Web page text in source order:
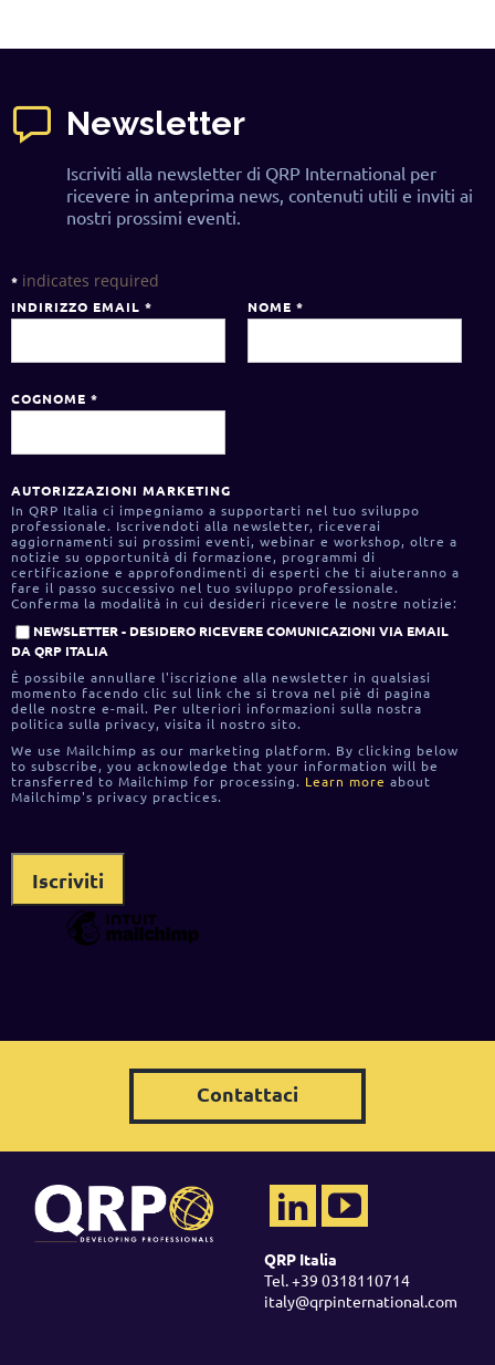
Newsletter
Iscriviti alla newsletter di QRP International per
ricevere in anteprima news, contenuti utili e inviti ai
nostri prossimi eventi.
* indicates required
INDIRIZZO EMAIL * NOME *
COGNOME *
AUTORIZZAZIONI MARKETING
In QRP Italia ci impegniamo a supportarti nel tuo sviluppo
professionale. Iscrivendoti alla newsletter, riceverai
aggiornamenti sui prossimi eventi, webinar e workshop, oltre a
notizie su opportunità di formazione, programmi di
certificazione e approfondimenti di esperti che ti aiuteranno a
fare il passo successivo nel tuo sviluppo professionale.
Conferma la modalità in cui desideri ricevere le nostre notizie:
NEWSLETTER - DESIDERO RICEVERE COMUNICAZIONI VIA EMAIL
DA QRP ITALIA
È possibile annullare l'iscrizione alla newsletter in qualsiasi
momento facendo clic sul link che si trova nel piè di pagina
delle nostre e-mail. Per ulteriori informazioni sulla nostra
politica sulla privacy, visita il nostro sito.
We use Mailchimp as our marketing platform. By clicking below
to subscribe, you acknowledge that your information will be
transferred to Mailchimp for processing. Learn more about
Mailchimp's privacy practices.
Contattaci
QRP Italia
Tel. +39 0318110714
italy@qrpinternational.com